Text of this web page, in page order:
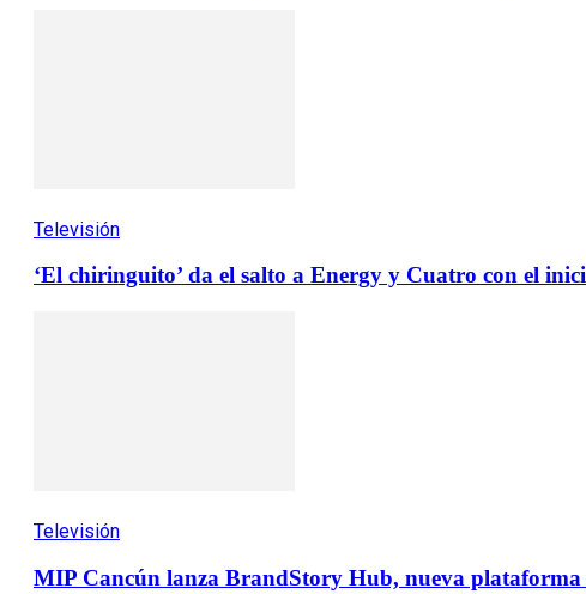
Televisión
‘El chiringuito’ da el salto a Energy y Cuatro con el
Televisión
MIP Cancún lanza BrandStory Hub, nueva